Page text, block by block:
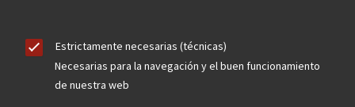
Estrictamente necesarias (técnicas)
Necesarias para la navegación y el buen funcionamiento
de nuestra web